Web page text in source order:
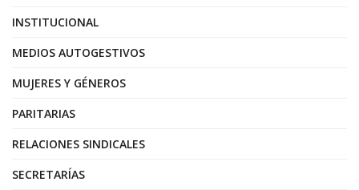
INSTITUCIONAL
MEDIOS AUTOGESTIVOS
MUJERES Y GÉNEROS
PARITARIAS
RELACIONES SINDICALES
SECRETARÍAS